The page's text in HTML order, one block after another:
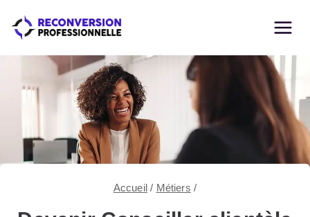
Accueil / Métiers /